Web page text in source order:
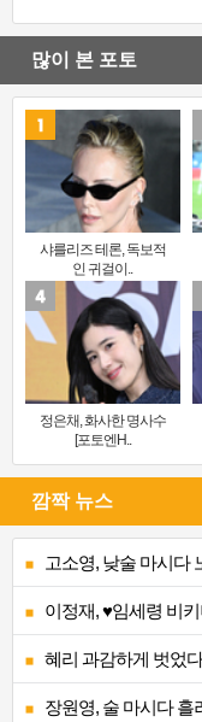
많이 본 포토
샤를리즈 테론, 독보적
인 귀걸이..
정은채, 화사한 명사수
[포토엔H..
깜짝 뉴스
고소영, 낮술 마시다
이정재, ♥임세령 비
혜리 과감하게 벗었
장원영, 술 마시다